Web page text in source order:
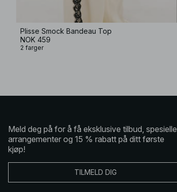
Plisse Smock Bandeau Top
NOK 459
2 farger
Meld deg på for å få eksklusive tilbud, spesielle
arrangementer og 15 % rabatt på ditt første
kjøp!
TILMELD DIG